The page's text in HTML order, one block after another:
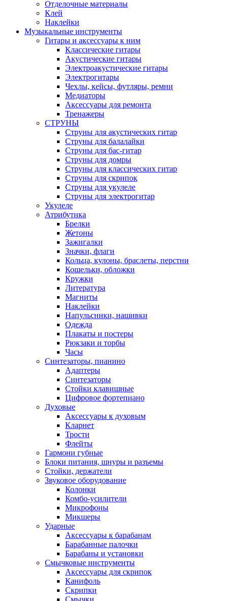
Отделочные материалы
Клей
Наклейки
Музыкальные инструменты
Гитары и аксессуары к ним
Классические гитары
Акустические гитары
Электроакустические гитары
Электрогитары
Чехлы, кейсы, футляры, ремни
Медиаторы
Аксессуары для ремонта
Тренажеры
СТРУНЫ
Струны для акустических гитар
Струны для балалайки
Струны для бас-гитар
Струны для домры
Струны для классических гитар
Струны для скрипок
Струны для укулеле
Струны для электрогитар
Укулеле
Атрибутика
Брелки
Жетоны
Зажигалки
Значки, флаги
Кольца, кулоны, браслеты, перстни
Кошельки, обложки
Кружки
Литература
Магниты
Наклейки
Напульсники, нашивки
Одежда
Плакаты и постеры
Рюкзаки и торбы
Часы
Синтезаторы, пианино
Адаптеры
Синтезаторы
Стойки клавишные
Цифровое фортепиано
Духовые
Аксессуары к духовым
Кларнет
Трости
Флейты
Гармони губные
Блоки питания, шнуры и разъемы
Стойки, держатели
Звуковое оборудование
Колонки
Комбо-усилители
Микрофоны
Микшеры
Ударные
Аксессуары к барабанам
Барабанные палочки
Барабаны и установки
Смычковые инструменты
Аксессуары для скрипок
Канифоль
Скрипки
Смычки